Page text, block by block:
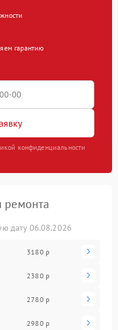
гарантию
конфиденциальности
ремонта
дату 06.08.2026
3180 р
2380 р
2780 р
2980 р